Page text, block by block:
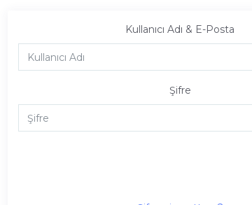
Kullanıcı Adı & E-Posta
Şifre